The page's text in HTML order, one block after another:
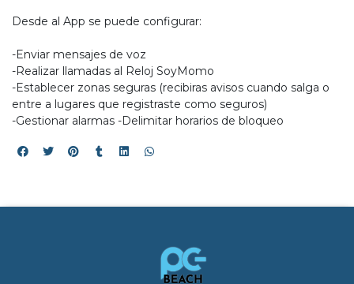
Desde al App se puede configurar:
-Enviar mensajes de voz
-Realizar llamadas al Reloj SoyMomo
-Establecer zonas seguras (recibiras avisos cuando salga o
entre a lugares que registraste como seguros)
-Gestionar alarmas -Delimitar horarios de bloqueo